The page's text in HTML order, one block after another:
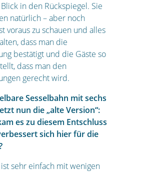
in den Rückspiegel. Sie
natürlich – aber noch
voraus zu schauen und alles
dass man die
bestätigt und die Gäste so
dass man den
gerecht wird.
Sesselbahn mit sechs
nun die „alte Version“:
es zu diesem Entschluss
sich hier für die
ist sehr einfach mit wenigen